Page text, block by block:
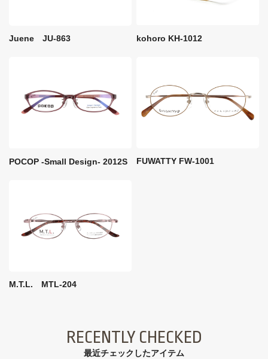
Juene JU-863 kohoro KH-1012
POCOP -Small Design- 2012S FUWATTY FW-1001
M.T.L. MTL-204
RECENTLY CHECKED
最近チェックしたアイテム